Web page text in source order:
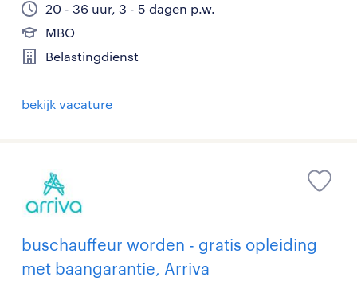
20 - 36 uur, 3 - 5 dagen p.w.
MBO
Belastingdienst
bekijk vacature
buschauffeur worden - gratis opleiding
met baangarantie, Arriva